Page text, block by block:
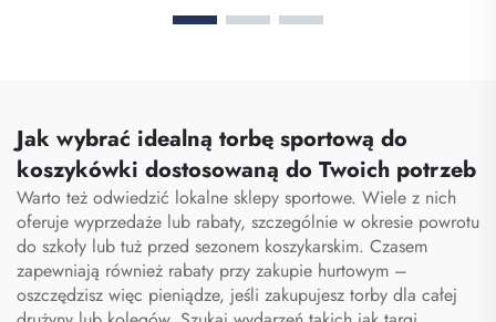
sportowa do siłowni dla
torba podróżna typu
duffel
możliwością regulacji,
Jak wybrać idealną torbę sportową do
koszykówki dostosowaną do Twoich potrzeb
Warto też odwiedzić lokalne sklepy sportowe. Wiele z nich
oferuje wyprzedaże lub rabaty, szczególnie w okresie powrotu
do szkoły lub tuż przed sezonem koszykarskim. Czasem
zapewniają również rabaty przy zakupie hurtowym –
oszczędzisz więc pieniądze, jeśli zakupujesz torby dla całej